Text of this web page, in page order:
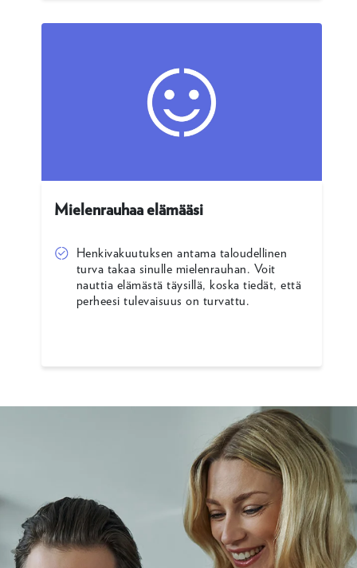
Mielenrauhaa elämääsi
Henkivakuutuksen antama taloudellinen
turva takaa sinulle mielenrauhan. Voit
nauttia elämästä täysillä, koska tiedät, että
perheesi tulevaisuus on turvattu.